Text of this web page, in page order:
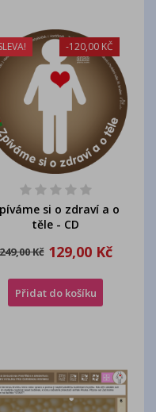
si o zdraví a o
těle - CD
Kč
-120,00 KČ
129,00 Kč
Přidat do košíku